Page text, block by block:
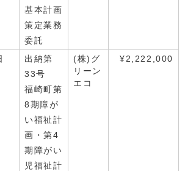
基本計画
策定業務
委託
出納第
33号
福崎町第
8期障が
い福祉計
画・第4
期障がい
児福祉計
(株)グ
リーン
エコ
¥2,222,000